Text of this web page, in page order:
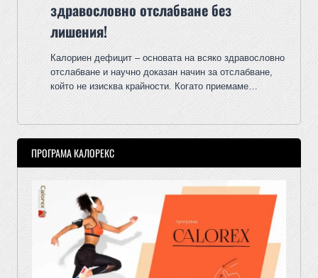
здравословно отслабване без
лишения!
Калориен дефицит – основата на всяко здравословно
отслабване и научно доказан начин за отслабване,
който не изисква крайности. Когато приемаме…
ПРОГРАМА КАЛОРЕКС